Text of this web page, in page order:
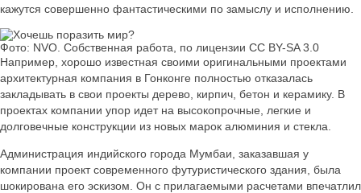
кажутся совершенно фантастическими по замыслу и исполнению.
Фото: NVO. Собственная работа, по лицензии CC BY-SA 3.0
Например, хорошо известная своими оригинальными проектами
архитектурная компания в Гонконге полностью отказалась
закладывать в свои проекты дерево, кирпич, бетон и керамику. В
проектах компании упор идет на высокопрочные, легкие и
долговечные конструкции из новых марок алюминия и стекла.
Администрация индийского города Мумбаи, заказавшая у
компании проект современного футуристического здания, была
шокирована его эскизом. Он с прилагаемыми расчетами впечатлил